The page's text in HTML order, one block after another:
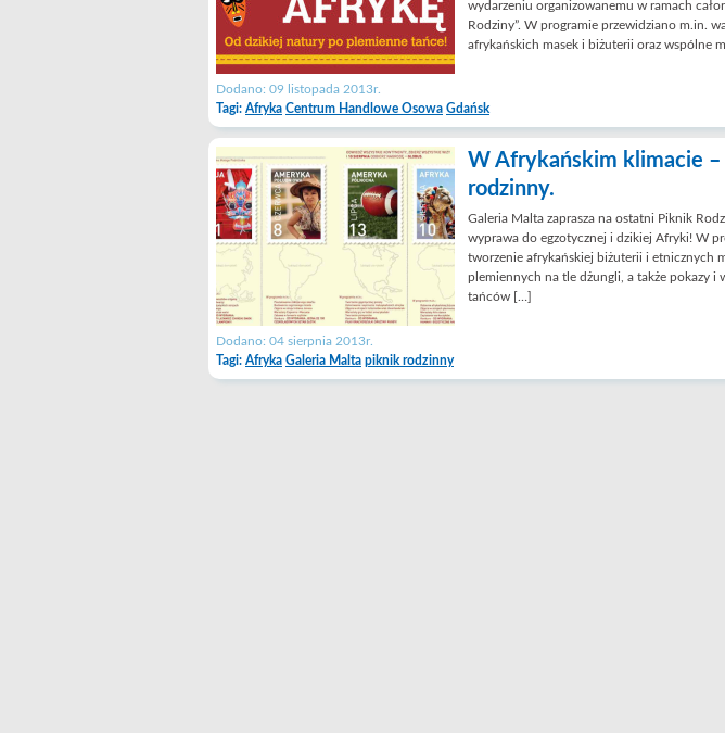
wydarzeniu organizowanemu w ramach
Rodziny”. W programie przewidziano m.in.
afrykańskich masek i biżuterii oraz wspólne
Dodano: 09 listopada 2013r.
Tagi: Afryka Centrum Handlowe Osowa Gdańsk
W Afrykańskim klimacie
rodzinny.
Galeria Malta zaprasza na ostatni Piknik
wyprawa do egzotycznej i dzikiej Afryki! W
tworzenie afrykańskiej biżuterii i etnicznych
plemiennych na tle dżungli, a także pokazy i
tańców […]
Dodano: 04 sierpnia 2013r.
Tagi: Afryka Galeria Malta piknik rodzinny